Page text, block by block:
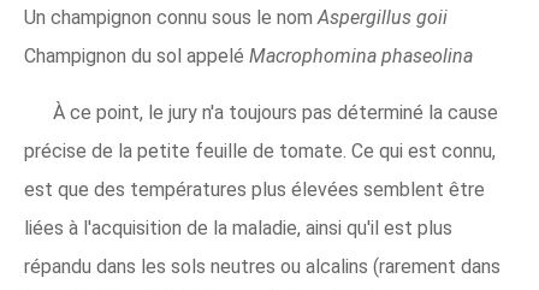
Un champignon connu sous le nomAspergillus goii
Champignon du sol appelé Macrophomina phaseolina
À ce point, le jury n'a toujours pas déterminé la cause
précise de la petite feuille de tomate. Ce qui est connu,
est que des températures plus élevées semblent être
liées à l'acquisition de la maladie, ainsi qu'il est plus
répandu dans les sols neutres ou alcalins (rarement dans